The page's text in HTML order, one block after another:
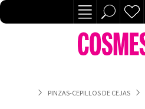
PINZAS-CEPILLOS DE CEJAS